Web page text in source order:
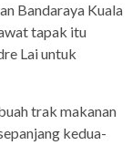
Bandaraya Kuala
tapak itu
Lai untuk
trak makanan
kedua-